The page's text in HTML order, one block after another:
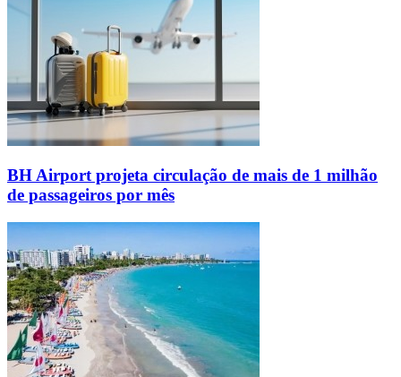
BH Airport projeta circulação de mais de 1 milhão
de passageiros por mês